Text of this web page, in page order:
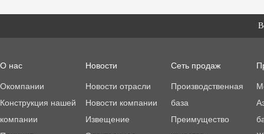
О нас
Окомпании
Конструкция нашей
компании
Новости
Новости отрасли
Новости компании
Извещение
Сеть продаж
Производственная
база
Преимущество